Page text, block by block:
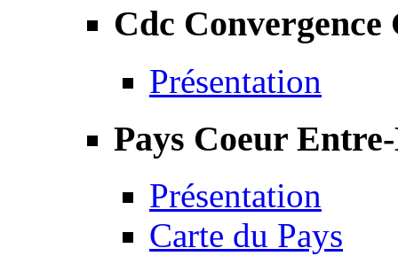
Cdc Convergence
Présentation
Pays Coeur
Présentation
Carte du Pays